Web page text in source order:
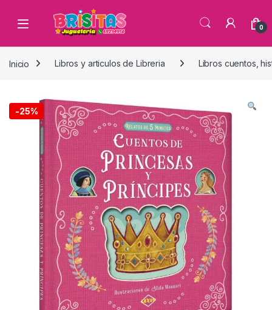
0
Inicio Libros y articulos de Libreria Libros cuentos,
-25%